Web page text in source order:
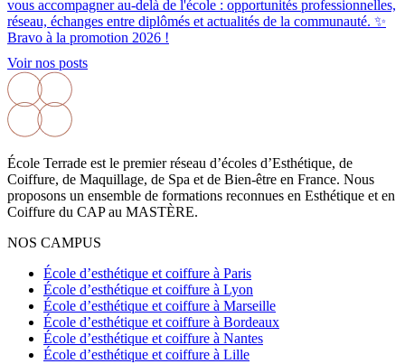
Voir nos posts
École Terrade est le premier réseau d’écoles d’Esthétique, de
Coiffure, de Maquillage, de Spa et de Bien-être en France. Nous
proposons un ensemble de formations reconnues en Esthétique et en
Coiffure du CAP au MASTÈRE.
NOS CAMPUS
École d’esthétique et coiffure à Paris
École d’esthétique et coiffure à Lyon
École d’esthétique et coiffure à Marseille
École d’esthétique et coiffure à Bordeaux
École d’esthétique et coiffure à Nantes
École d’esthétique et coiffure à Lille